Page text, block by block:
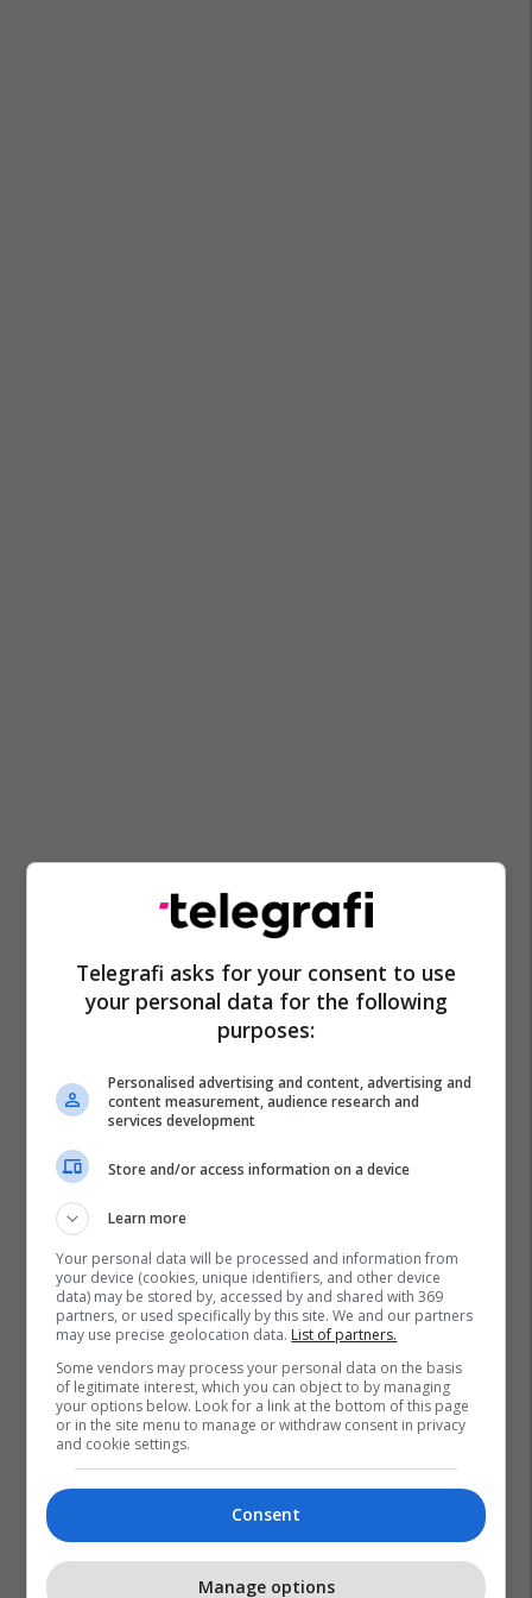
Ministria E Mjedisit Jetësor Dhe Planifikimit Hapësinor - Mk
Telegrafi asks for your consent to use
your personal data for the following
purposes:
Personalised advertising and content, advertising and
content measurement, audience research and
services development
Store and/or access information on a device
Learn more
Your personal data will be processed and information from
your device (cookies, unique identifiers, and other device
data) may be stored by, accessed by and shared with 369
partners, or used specifically by this site. We and our partners
may use precise geolocation data. List of partners.
Some vendors may process your personal data on the basis
of legitimate interest, which you can object to by managing
your options below. Look for a link at the bottom of this page
or in the site menu to manage or withdraw consent in privacy
and cookie settings.
Consent
Manage options